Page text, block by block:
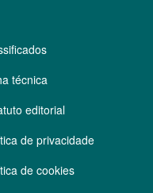
técnica
editorial
de privacidade
de cookies